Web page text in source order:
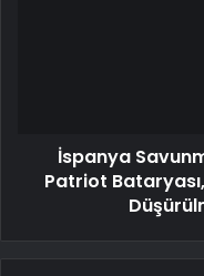
İspanya
Patriot